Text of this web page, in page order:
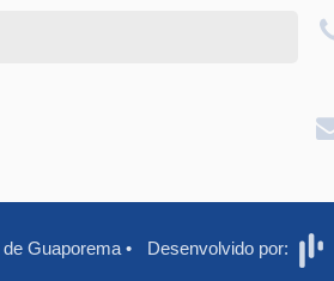
Guaporema • Desenvolvido por: